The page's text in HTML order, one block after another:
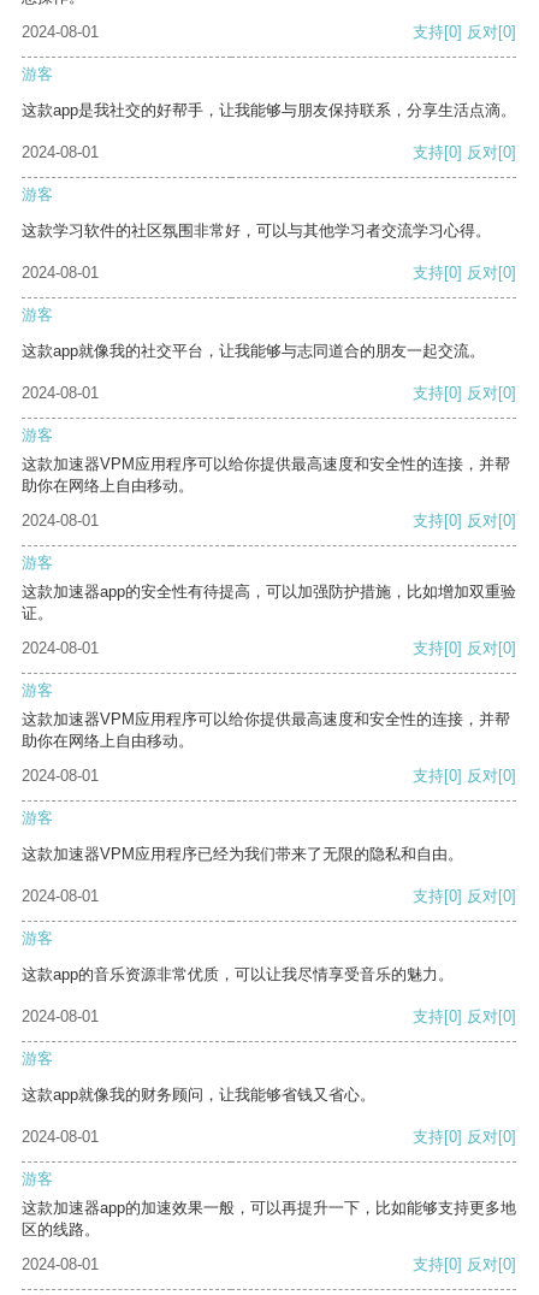
2024-08-01
支持[0] 反对[0]
游客
这款app是我社交的好帮手，让我能够与朋友保持联系，分享生活点滴。
2024-08-01 支持[0] 反对[0]
游客
这款学习软件的社区氛围非常好，可以与其他学习者交流学习心得。
2024-08-01 支持[0] 反对[0]
游客
这款app就像我的社交平台，让我能够与志同道合的朋友一起交流。
2024-08-01 支持[0] 反对[0]
游客
这款加速器VPM应用程序可以给你提供最高速度和安全性的连接，并帮
助你在网络上自由移动。
2024-08-01
支持[0] 反对[0]
游客
这款加速器app的安全性有待提高，可以加强防护措施，比如增加双重验
证。
2024-08-01
支持[0] 反对[0]
游客
这款加速器VPM应用程序可以给你提供最高速度和安全性的连接，并帮
助你在网络上自由移动。
2024-08-01
支持[0] 反对[0]
游客
这款加速器VPM应用程序已经为我们带来了无限的隐私和自由。
2024-08-01 支持[0] 反对[0]
游客
这款app的音乐资源非常优质，可以让我尽情享受音乐的魅力。
2024-08-01 支持[0] 反对[0]
游客
这款app就像我的财务顾问，让我能够省钱又省心。
2024-08-01 支持[0] 反对[0]
游客
这款加速器app的加速效果一般，可以再提升一下，比如能够支持更多地
区的线路。
2024-08-01
支持[0] 反对[0]